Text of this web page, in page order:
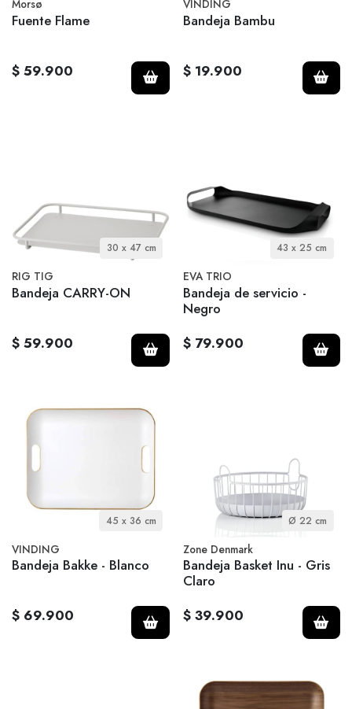
Morsø
Fuente Flame
$ 59.900
VINDING
Bandeja Bambu
$ 19.900
30 x 47 cm
RIG TIG
Bandeja CARRY-ON
$ 59.900
43 x 25 cm
EVA TRIO
Bandeja de servicio -
Negro
$ 79.900
45 x 36 cm
VINDING
Bandeja Bakke - Blanco
$ 69.900
Ø 22 cm
Zone Denmark
Bandeja Basket Inu - Gris
Claro
$ 39.900